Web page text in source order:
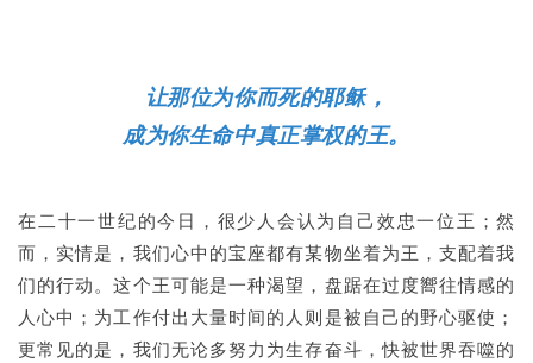
让那位为你而死的耶稣，
成为你生命中真正掌权的王。
在二十一世纪的今日，很少人会认为自己效忠一位王；然
而，实情是，我们心中的宝座都有某物坐着为王，支配着我
们的行动。这个王可能是一种渴望，盘踞在过度嚮往情感的
人心中；为工作付出大量时间的人则是被自己的野心驱使；
更常见的是，我们无论多努力为生存奋斗，快被世界吞噬的